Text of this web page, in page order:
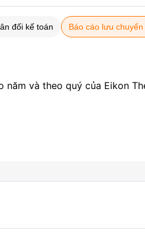
đối kế toán Báo cáo lưu
và theo quý của Eikon